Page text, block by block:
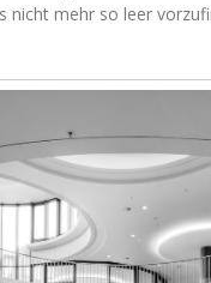
nicht mehr so leer